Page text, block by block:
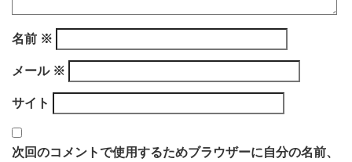
名前 ※
メール ※
サイト
次回のコメントで使用するためブラウザーに自分の名前、